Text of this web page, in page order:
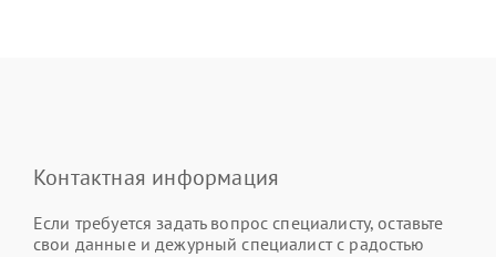
Контактная информация
Если требуется задать вопрос специалисту, оставьте
свои данные и дежурный специалист с радостью